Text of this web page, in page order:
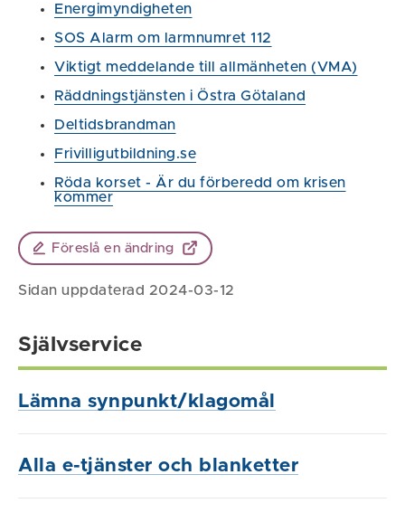
Energimyndigheten
SOS Alarm om larmnumret 112
Viktigt meddelande till allmänheten (VMA)
Räddningstjänsten i Östra Götaland
Deltidsbrandman
Frivilligutbildning.se
Röda korset - Är du förberedd om krisen
kommer
Föreslå en ändring
Sidan uppdaterad 2024-03-12
Självservice
Lämna synpunkt/klagomål
Alla e-tjänster och blanketter